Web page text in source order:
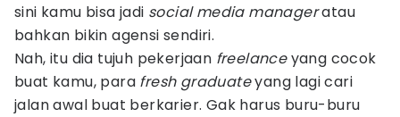
sini kamu bisa jadi social media manageratau
bahkan bikin agensi sendiri.
Nah, itu dia tujuh pekerjaan freelanceyang cocok
buat kamu, para fresh graduateyang lagi cari
jalan awal buat berkarier. Gak harus buru-buru